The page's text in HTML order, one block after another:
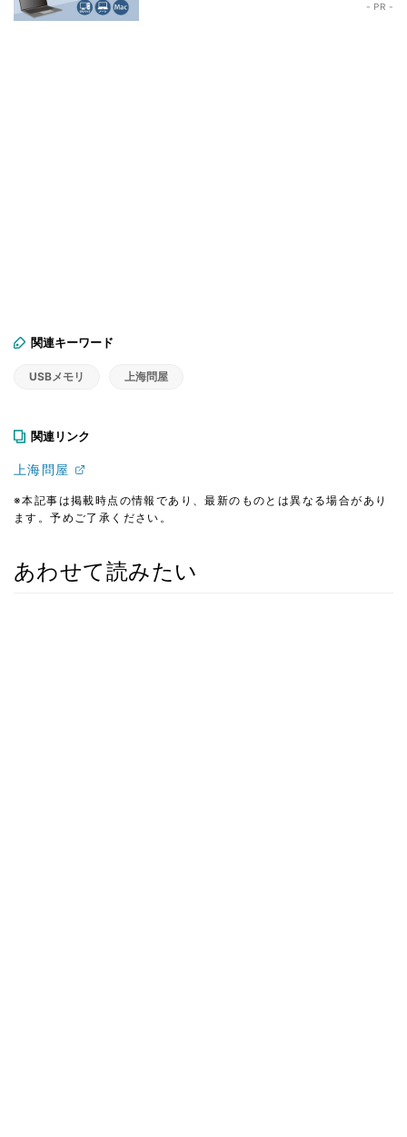
- PR -
関連キーワード
USBメモリ 上海問屋
関連リンク
上海問屋
※本記事は掲載時点の情報であり、最新のものとは異なる場合があり
ます。予めご了承ください。
あわせて読みたい